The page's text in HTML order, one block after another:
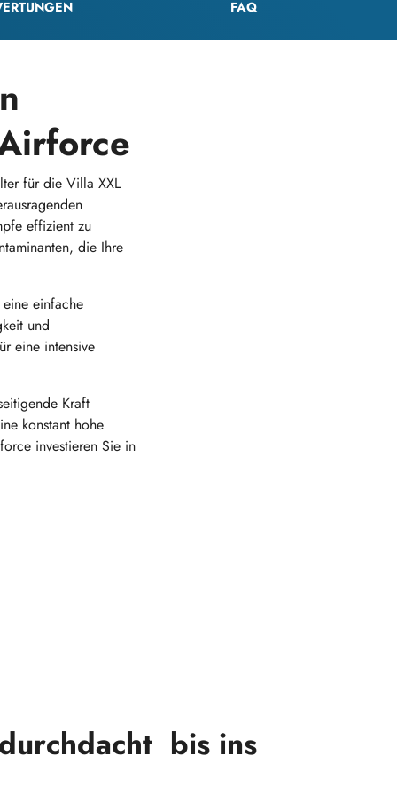
FAQ
für die Villa XXL
effizient zu
die Ihre
einfache
und
eine intensive
Kraft
konstant hohe
investieren Sie in
bis ins